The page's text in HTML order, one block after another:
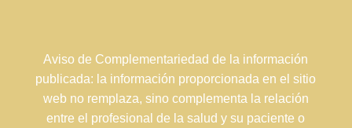
Aviso de Complementariedad de la información
publicada: la información proporcionada en el sitio
web no remplaza, sino complementa la relación
entre el profesional de la salud y su paciente o